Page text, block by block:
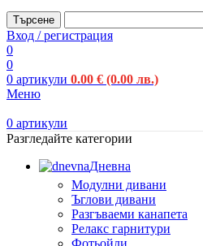
Търсене
Вход / регистрация
0
0
0 артикули 0.00 € (0.00 лв.)
Меню
0 артикули
Разгледайте категории
Дневна
Модулни дивани
Ъглови дивани
Разгъваеми канапета
Релакс гарнитури
Фотьойли